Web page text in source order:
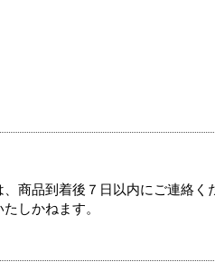
商品到着後７日以内にご連絡
しかねます。